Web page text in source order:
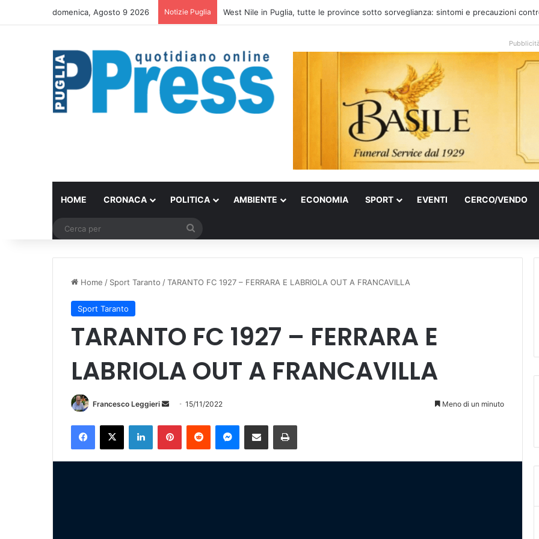
domenica, Agosto 9 2026 Notizie Puglia La ragazza del mare: la voce di Taranto che incontra l’indie pop e racconta rinascite
HOME CRONACA POLITICA AMBIENTE ECONOMIA SPORT EVENTI CERCO/VENDO
Home / Sport Taranto /TARANTO FC 1927 – FERRARA E LABRIOLA OUT A FRANCAVILLA
Sport Taranto
TARANTO FC 1927 – FERRARA E
LABRIOLA OUT A FRANCAVILLA
Francesco Leggieri
v
a
15/11/2022 Meno di un minuto